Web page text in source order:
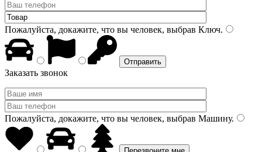
Пожалуйста, докажите, что вы человек, выбрав Ключ.
Заказать звонок
Пожалуйста, докажите, что вы человек, выбрав Машину.